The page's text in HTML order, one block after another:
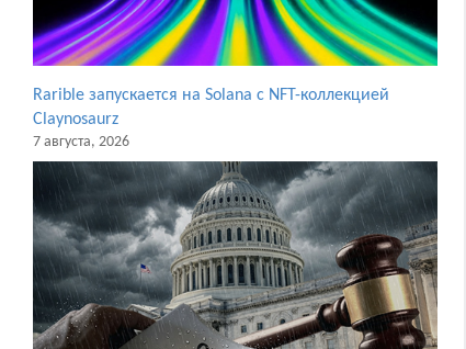
Rarible запускается на Solana с NFT-коллекцией
Claynosaurz
7 августа, 2026